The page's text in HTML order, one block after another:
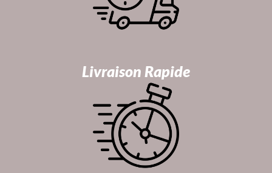
Livraison Rapide